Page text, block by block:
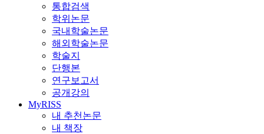
통합검색
학위논문
국내학술논문
해외학술논문
학술지
단행본
연구보고서
공개강의
MyRISS
내 추천논문
내 책장